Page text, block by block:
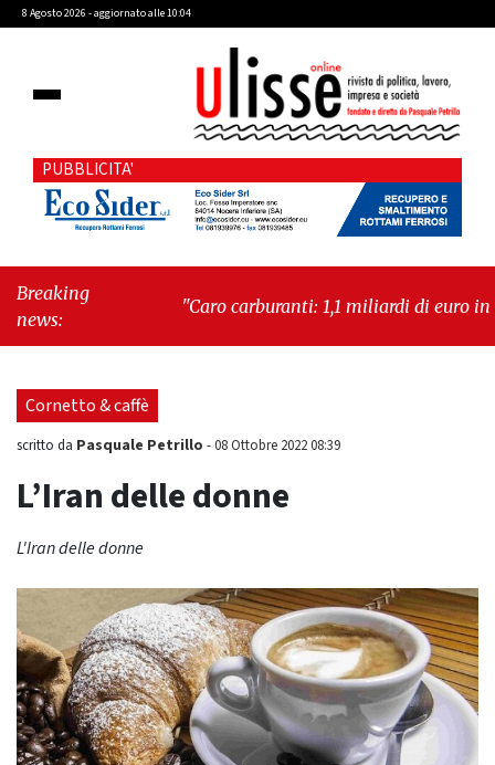
8 Agosto 2026 - aggiornato alle 10:04
PUBBLICITA'
Breaking
news:
"Caro carburanti: 1,1 miliardi di euro in più al
Cornetto & caffè
scritto da Pasquale Petrillo -08 Ottobre 2022 08:39
L’Iran delle donne
L'Iran delle donne